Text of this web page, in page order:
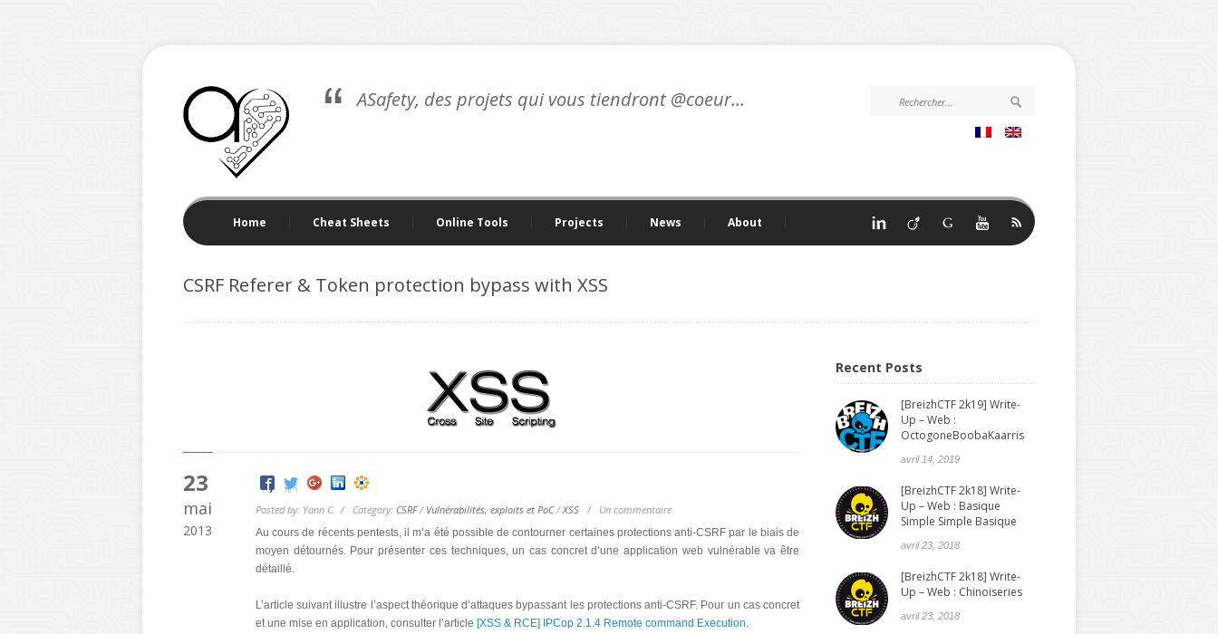
ASafety, des projets qui vous tiendront @coeur…
Home Cheat Sheets Online Tools Projects News About
CSRF Referer & Token protection bypass with XSS
23
mai
2013
Posted by: Yann C. / Category: CSRF/ Vulnérabilités, exploits et PoC/XSS / Un commentaire
Au cours de récents pentests, il m’a été possible de contourner certaines protections anti-CSRF par le biais de
moyen détournés. Pour présenter ces techniques, un cas concret d’une application web vulnérable va être
détaillé.
L’article suivant illustre l’aspect théorique d’attaques bypassant les protections anti-CSRF. Pour un cas concret
et une mise en application, consulter l’article [XSS & RCE] IPCop 2.1.4 Remote command Execution.
Recent Posts
[BreizhCTF 2k19] Write-
Up – Web :
OctogoneBoobaKaarris
avril 14, 2019
[BreizhCTF 2k18] Write-
Up – Web : Basique
Simple Simple Basique
avril 23, 2018
[BreizhCTF 2k18] Write-
Up – Web : Chinoiseries
avril 23, 2018